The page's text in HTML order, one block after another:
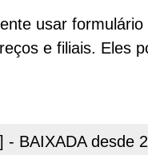
usar
e filiais. Eles
- BAIXADA desde